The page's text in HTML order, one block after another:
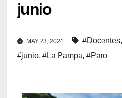
junio
MAY 23, 2024 #Docentes,
#junio, #La Pampa, #Paro